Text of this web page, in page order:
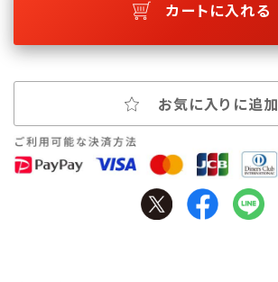
カートに入れる
お気に入りに追加